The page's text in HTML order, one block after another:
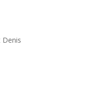
Denis